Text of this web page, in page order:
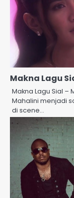
Makna Lagu
Makna Lagu Sial –
Mahalini menjadi
di scene…